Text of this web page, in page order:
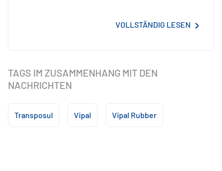
VOLLSTÄNDIG LESEN
TAGS IM ZUSAMMENHANG MIT DEN
NACHRICHTEN
Transposul Vipal Vipal Rubber